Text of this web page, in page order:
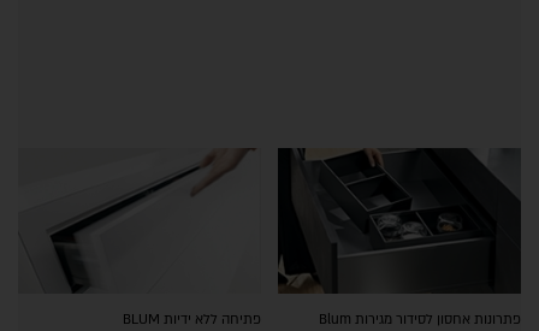
פתרונות אחסון לסידור מגירות Blum פתיחה ללא ידיות BLUM